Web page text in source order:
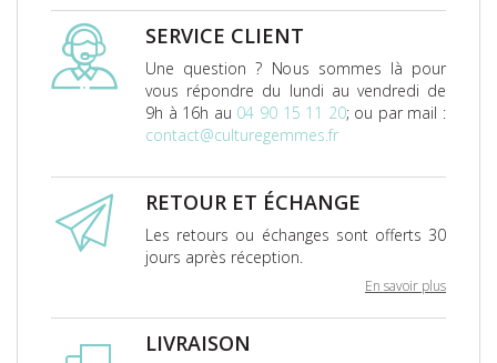
SERVICE CLIENT
Une question ? Nous sommes là pour
vous répondre du lundi au vendredi de
9h à 16h au 04 90 15 11 20; ou par mail :
contact@culturegemmes.fr
RETOUR ET ÉCHANGE
Les retours ou échanges sont offerts 30
jours après réception.
En savoir plus
LIVRAISON